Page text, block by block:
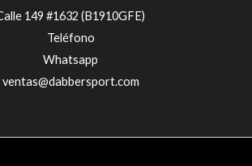
149 #1632 (B1910GFE)
Teléfono
Whatsapp
ventas@dabbersport.com